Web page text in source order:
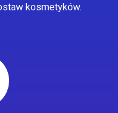
kosmetyków.